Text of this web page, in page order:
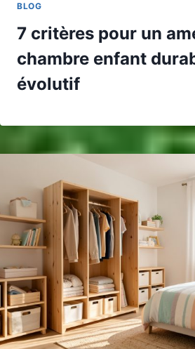
BLOG
7 critères pour un
chambre enfant
évolutif